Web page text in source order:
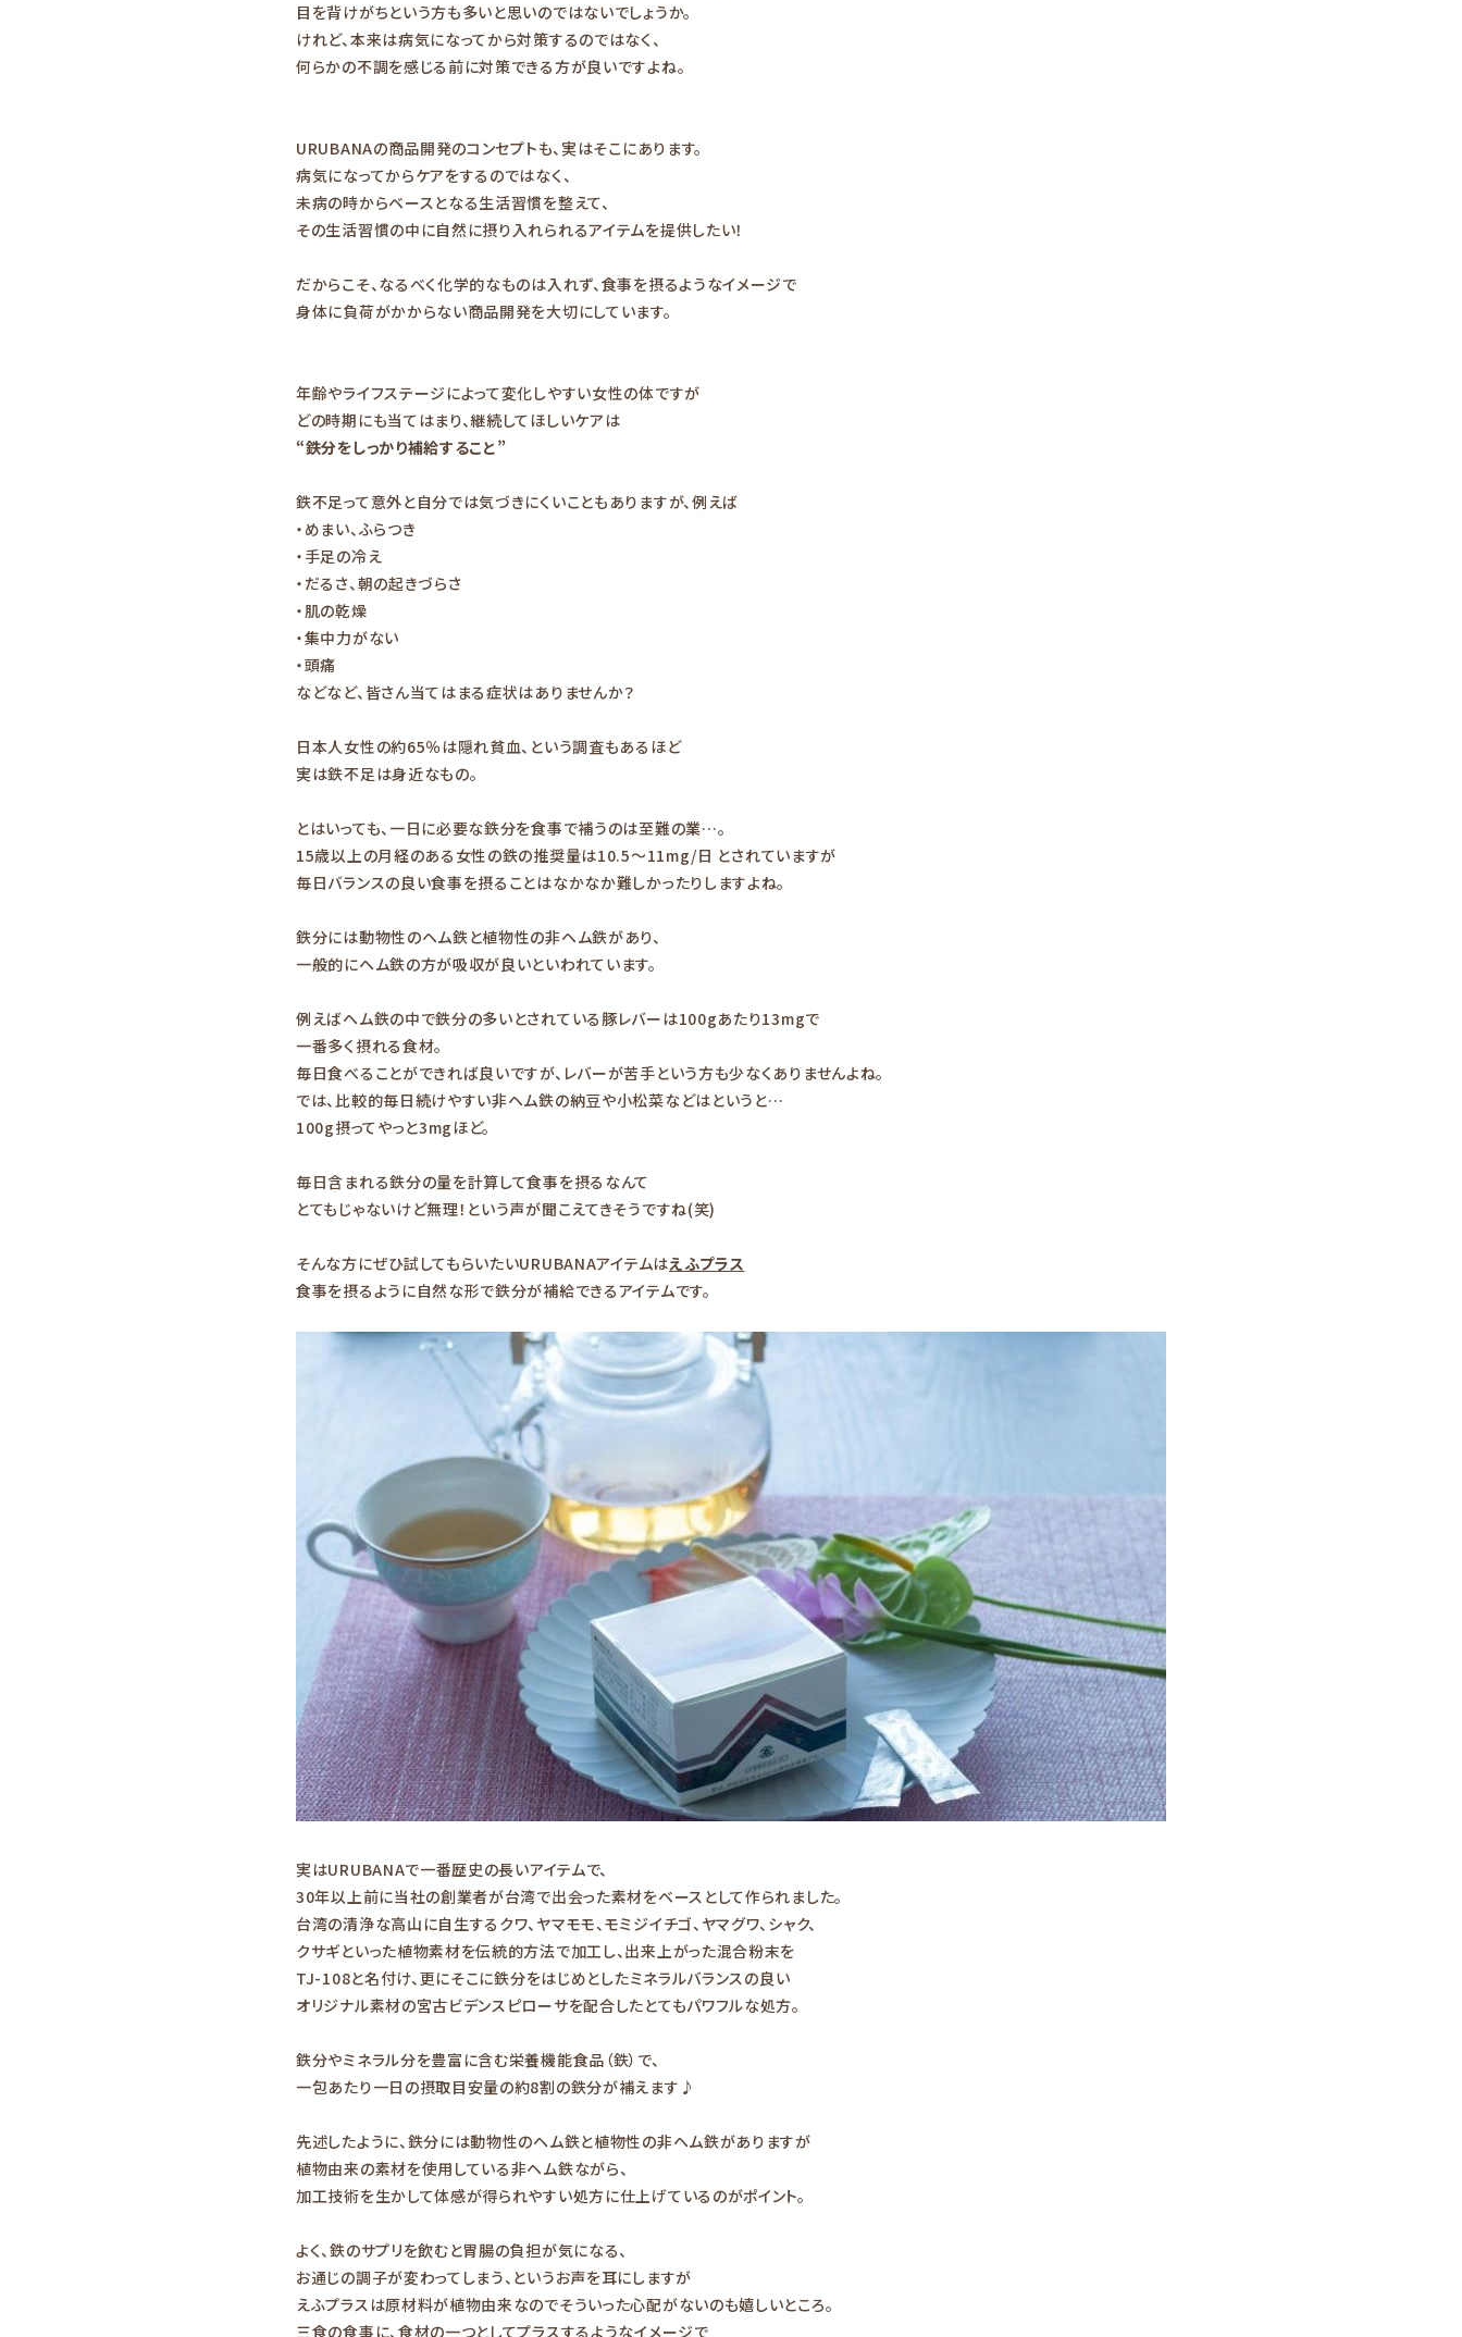
目を背けがちという方も多いと思いのではないでしょうか。
けれど、本来は病気になってから対策するのではなく、
何らかの不調を感じる前に対策できる方が良いですよね。
URUBANAの商品開発のコンセプトも、実はそこにあります。
病気になってからケアをするのではなく、
未病の時からベースとなる生活習慣を整えて、
その生活習慣の中に自然に摂り入れられるアイテムを提供したい！
だからこそ、なるべく化学的なものは入れず、食事を摂るようなイメージで
身体に負荷がかからない商品開発を大切にしています。
年齢やライフステージによって変化しやすい女性の体ですが
どの時期にも当てはまり、継続してほしいケアは
“鉄分をしっかり補給すること”
鉄不足って意外と自分では気づきにくいこともありますが、例えば
・めまい、ふらつき
・手足の冷え
・だるさ、朝の起きづらさ
・肌の乾燥
・集中力がない
・頭痛
などなど、皆さん当てはまる症状はありませんか？
日本人女性の約65％は隠れ貧血、という調査もあるほど
実は鉄不足は身近なもの。
とはいっても、一日に必要な鉄分を食事で補うのは至難の業…。
15歳以上の月経のある女性の鉄の推奨量は10.5～11mg/日 とされていますが
毎日バランスの良い食事を摂ることはなかなか難しかったりしますよね。
鉄分には動物性のヘム鉄と植物性の非ヘム鉄があり、
一般的にヘム鉄の方が吸収が良いといわれています。
例えばヘム鉄の中で鉄分の多いとされている豚レバーは100gあたり13mgで
一番多く摂れる食材。
毎日食べることができれば良いですが、レバーが苦手という方も少なくありませんよね。
では、比較的毎日続けやすい非ヘム鉄の納豆や小松菜などはというと…
100g摂ってやっと3mgほど。
毎日含まれる鉄分の量を計算して食事を摂るなんて
とてもじゃないけど無理！という声が聞こえてきそうですね(笑)
そんな方にぜひ試してもらいたいURUBANAアイテムはえふプラス
食事を摂るように自然な形で鉄分が補給できるアイテムです。
実はURUBANAで一番歴史の長いアイテムで、
30年以上前に当社の創業者が台湾で出会った素材をベースとして作られました。
台湾の清浄な高山に自生するクワ、ヤマモモ、モミジイチゴ、ヤマグワ、シャク、
クサギといった植物素材を伝統的方法で加工し、出来上がった混合粉末を
TJ-108と名付け、更にそこに鉄分をはじめとしたミネラルバランスの良い
オリジナル素材の宮古ビデンスピローサを配合したとてもパワフルな処方。
鉄分やミネラル分を豊富に含む栄養機能食品（鉄）で、
一包あたり一日の摂取目安量の約8割の鉄分が補えます♪
先述したように、鉄分には動物性のヘム鉄と植物性の非ヘム鉄がありますが
植物由来の素材を使用している非ヘム鉄ながら、
加工技術を生かして体感が得られやすい処方に仕上げているのがポイント。
よく、鉄のサプリを飲むと胃腸の負担が気になる、
お通じの調子が変わってしまう、というお声を耳にしますが
えふプラスは原材料が植物由来なのでそういった心配がないのも嬉しいところ。
三食の食事に、食材の一つとしてプラスするようなイメージで